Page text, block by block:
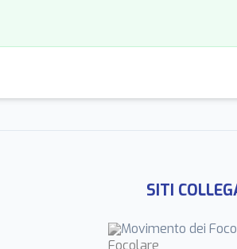
SITI
Movimento dei